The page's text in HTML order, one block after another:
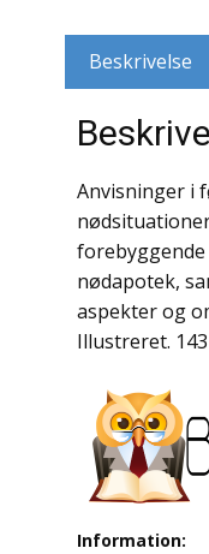
Jernbaner
Krige /
Krop /
Kunst
Landbrug
Lufttrafik /
Beskrivelse
Anvisninger i
nødapotek,
aspekter og
Illustreret.
Information: